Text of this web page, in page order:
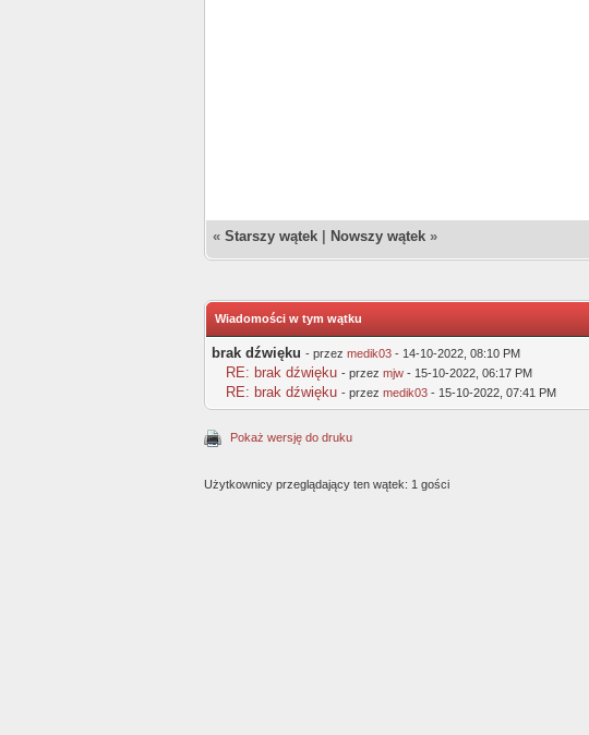
« Starszy wątek Nowszy wątek »
Wiadomości w tym wątku
brak dźwięku - przez medik03 - 14-10-2022, 08:10 PM
RE: brak dźwięku - przez mjw - 15-10-2022, 06:17 PM
RE: brak dźwięku - przez medik03 - 15-10-2022, 07:41 PM
Pokaż wersję do druku
Użytkownicy przeglądający ten wątek: 1 gości